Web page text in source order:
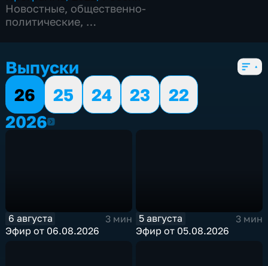
Новостные, общественно-
политические,
Выпуски
26
25 24 23
22
20262026
6 августа
3 мин
Эфир от 06.08.2026
5 августа
3 мин
Эфир от 05.08.2026